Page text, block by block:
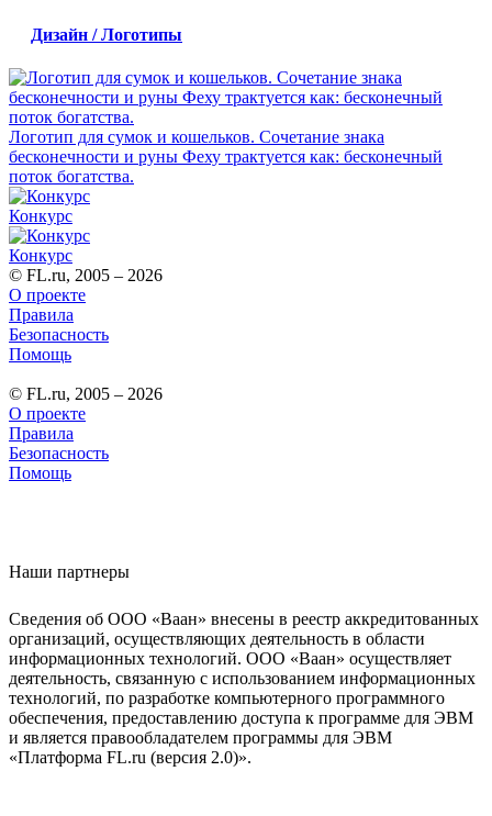
Дизайн / Логотипы
Логотип для сумок и кошельков. Сочетание знака
бесконечности и руны Феху трактуется как: бесконечный
поток богатства.
Конкурс
Конкурс
© FL.ru, 2005 – 2026
О проекте
Правила
Безопасность
Помощь
© FL.ru, 2005 – 2026
О проекте
Правила
Безопасность
Помощь
Наши партнеры
Сведения об ООО «Ваан» внесены в реестр аккредитованных
организаций, осуществляющих деятельность в области
информационных технологий. ООО «Ваан» осуществляет
деятельность, связанную с использованием информационных
технологий, по разработке компьютерного программного
обеспечения, предоставлению доступа к программе для ЭВМ
и является правообладателем программы для ЭВМ
«Платформа FL.ru (версия 2.0)».